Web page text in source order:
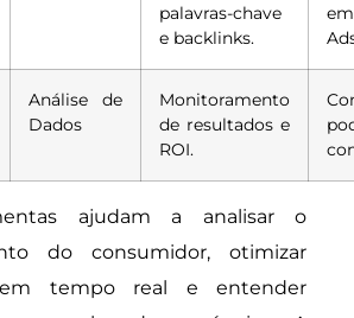
palavras-chave
e backlinks.
Análise de
Dados
Monitoramento
de resultados e
ROI.
ajudam a analisar o
do consumidor, otimizar
em tempo real e entender